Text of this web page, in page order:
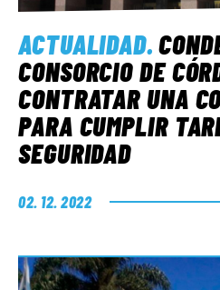
EL LADO «G»
ACTUALIDAD.
CONSORCIO DE
CONTRATAR UNA
PARA CUMPLIR
SEGURIDAD
02. 12. 2022